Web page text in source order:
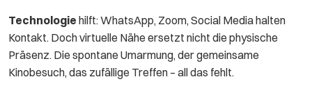
Technologie hilft: WhatsApp, Zoom, Social Media halten
Kontakt. Doch virtuelle Nähe ersetzt nicht die physische
Präsenz. Die spontane Umarmung, der gemeinsame
Kinobesuch, das zufällige Treffen – all das fehlt.